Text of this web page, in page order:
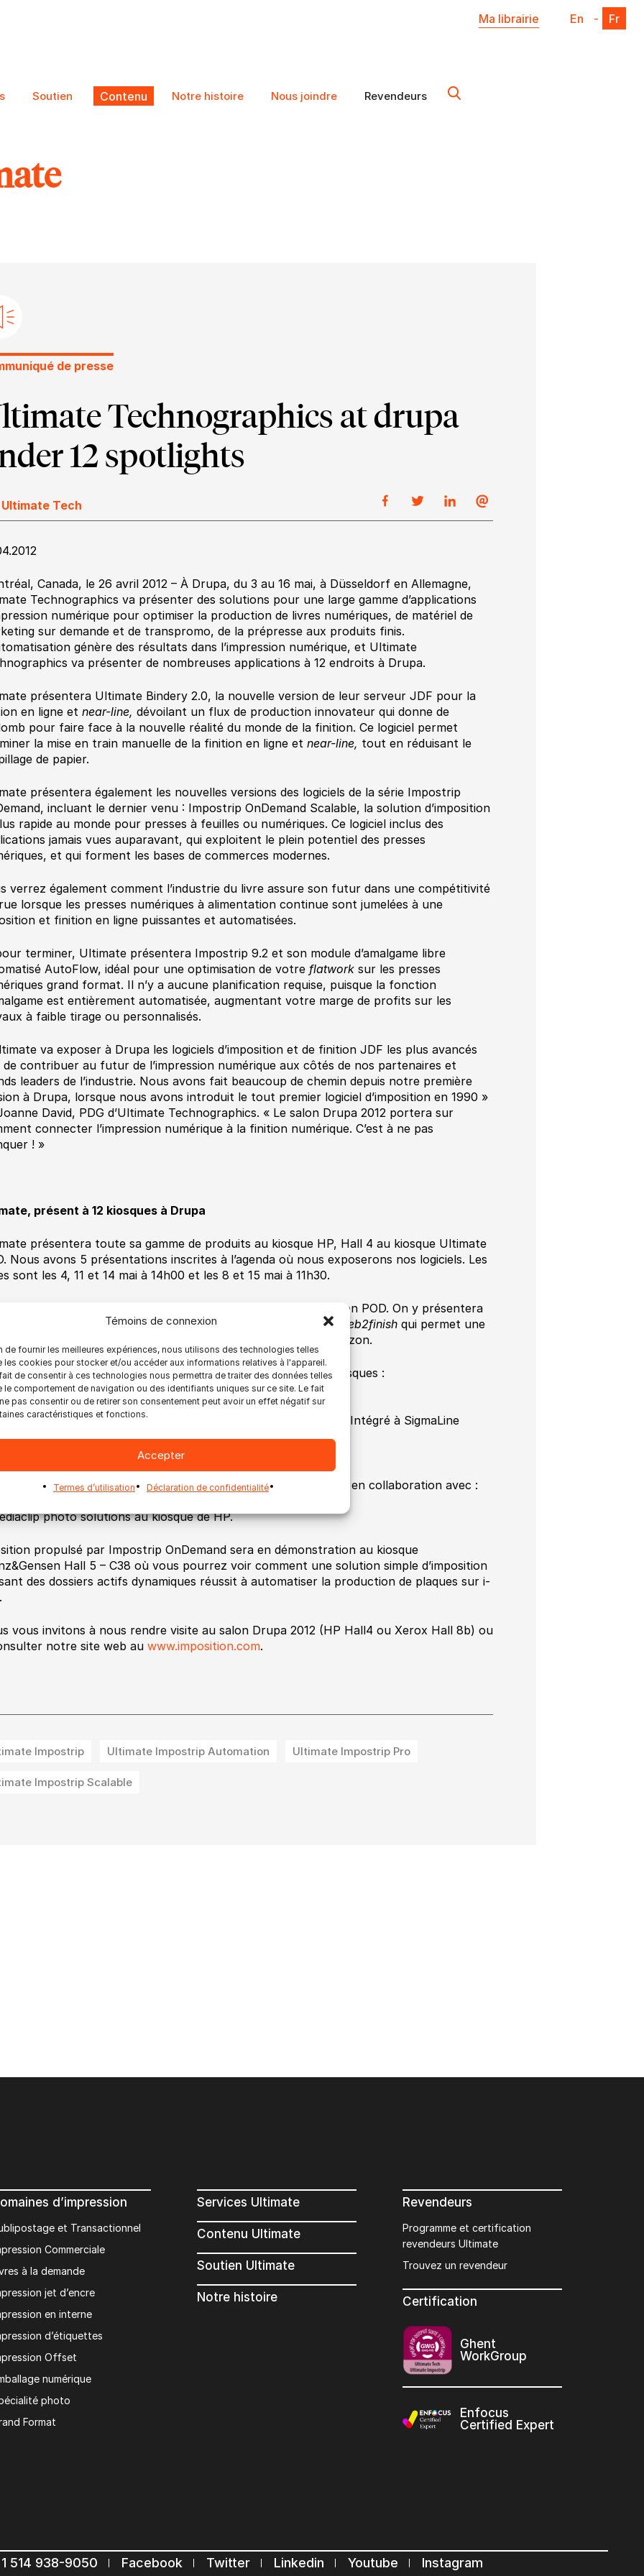
Témoins de connexion
de fournir les meilleures expériences, nous utilisons des technologies telles
les cookies pour stocker et/ou accéder aux informations relatives à l'appareil.
de consentir à ces technologies nous permettra de traiter des données telles
le comportement de navigation ou des identifiants uniques sur ce site. Le fait
pas consentir ou de retirer son consentement peut avoir un effet négatif sur
caractéristiques et fonctions.
Accepter
Termes d’utilisation Déclaration de confidentialité
Ma librairie En - Fr
Soutien Contenu Notre histoire Nous joindre Revendeurs
de presse
Technographics at drupa
12 spotlights
Tech
Canada, le 26 avril 2012 – À Drupa, du 3 au 16 mai, à Düsseldorf en Allemagne,
Technographics va présenter des solutions pour une large gamme d’applications
numérique pour optimiser la production de livres numériques, de matériel de
sur demande et de transpromo, de la prépresse aux produits finis.
génère des résultats dans l’impression numérique, et Ultimate
va présenter de nombreuses applications à 12 endroits à Drupa.
présentera Ultimate Bindery 2.0, la nouvelle version de leur serveur JDF pour la
en ligne et near-line, dévoilant un flux de production innovateur qui donne de
pour faire face à la nouvelle réalité du monde de la finition. Ce logiciel permet
la mise en train manuelle de la finition en ligne et near-line, tout en réduisant le
de papier.
présentera également les nouvelles versions des logiciels de la série Impostrip
incluant le dernier venu : Impostrip OnDemand Scalable, la solution d’imposition
rapide au monde pour presses à feuilles ou numériques. Ce logiciel inclus des
jamais vues auparavant, qui exploitent le plein potentiel des presses
et qui forment les bases de commerces modernes.
verrez également comment l’industrie du livre assure son futur dans une compétitivité
lorsque les presses numériques à alimentation continue sont jumelées à une
et finition en ligne puissantes et automatisées.
terminer, Ultimate présentera Impostrip 9.2 et son module d’amalgame libre
AutoFlow, idéal pour une optimisation de votre flatworksur les presses
grand format. Il n’y a aucune planification requise, puisque la fonction
est entièrement automatisée, augmentant votre marge de profits sur les
à faible tirage ou personnalisés.
va exposer à Drupa les logiciels d’imposition et de finition JDF les plus avancés
de contribuer au futur de l’impression numérique aux côtés de nos partenaires et
leaders de l’industrie. Nous avons fait beaucoup de chemin depuis notre première
à Drupa, lorsque nous avons introduit le tout premier logiciel d’imposition en 1990 »
David, PDG d’Ultimate Technographics. « Le salon Drupa 2012 portera sur
connecter l’impression numérique à la finition numérique. C’est à ne pas
! »
présent à 12 kiosques à Drupa
présentera toute sa gamme de produits au kiosque HP, Hall 4 au kiosque Ultimate
Nous avons 5 présentations inscrites à l’agenda où nous exposerons nos logiciels. Les
sont les 4, 11 et 14 mai à 14h00 et les 8 et 15 mai à 11h30.
est aussi présent au kiosque Xerox, Hall 8b à notre station POD. On y présentera
nos produits, en mettant l’accent sur le flux de production
web2finishqui permet une
des machines de finition en ligne C.P. Bourg et Horizon.
Bindery sera sous les feux de la rampe dans plusieurs kiosques :
Hall 13 – D36 : Intégré à xPnet.
Roll Hall 6 – C74 : Intégré au système PageReady.
Martin Hall 14 – C21 et ses partenaires HP, KBA et Kodak : Intégré à SigmaLine
Hall 13 – A49 : Intégré à la Plockmatic Pro 30.
Bourg Hall 13 – B69 : Avec BSF et BCMex
OnDemand Automation pour leweb2printsera présenté en collaboration avec :
photo solutions au kiosque de HP.
propulsé par Impostrip OnDemand sera en démonstration au kiosque
Hall 5 – C38 où vous pourrez voir comment une solution simple d’imposition
des dossiers actifs dynamiques réussit à automatiser la production de plaques sur i-
vous invitons à nous rendre visite au salon Drupa 2012 (HP Hall4 ou Xerox Hall 8b) ou
notre site web au www.imposition.com.
Impostrip Ultimate Impostrip Automation Ultimate Impostrip Pro
Impostrip Scalable
d’impression
et Transactionnel
Commerciale
à la demande
jet d’encre
en interne
d’étiquettes
Offset
numérique
photo
Format
Services Ultimate
Contenu Ultimate
Soutien Ultimate
Notre histoire
Revendeurs
Programme et certification
revendeurs Ultimate
Trouvez un revendeur
Certification
Ghent
WorkGroup
Enfocus
Certified Expert
514 938-9050 Facebook Twitter Linkedin Youtube Instagram